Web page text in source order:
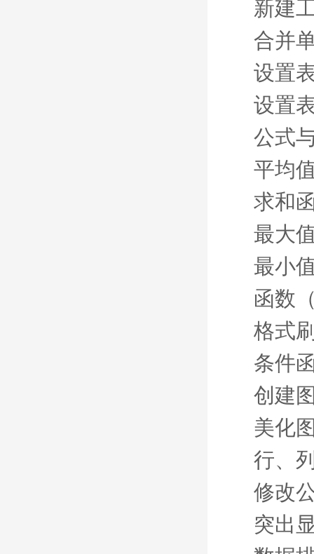
新建
合并
设置
设置
公式
平均
求和
最大
最小
函数
格式
条件
创建
美化
行、
修改
突出